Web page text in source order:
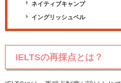
ネイティブキャンプ
イングリッシュベル
IELTSの再採点とは？